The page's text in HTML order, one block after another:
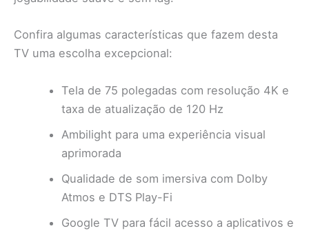
Confira algumas características que fazem desta
TV uma escolha excepcional:
Tela de 75 polegadas com resolução 4K e
taxa de atualização de 120 Hz
Ambilight para uma experiência visual
aprimorada
Qualidade de som imersiva com Dolby
Atmos e DTS Play-Fi
Google TV para fácil acesso a aplicativos e